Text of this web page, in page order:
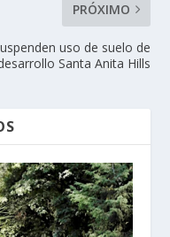
PRÓXIMO
uso de suelo de
Santa Anita Hills